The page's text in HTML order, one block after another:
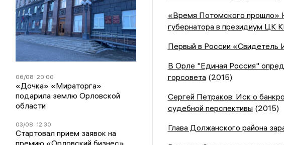
06/08 20:00
«Дочка» «Мираторга»
подарила землю Орловской
области
03/08 12:30
Стартовал прием заявок на
премию «Орловский бизнес»
«Время Потомского прошло»
губернатора в президиум ЦК
Первый в России «Свидетель
В Орле "Единая Россия"
горсовета(2015)
Сергей Петраков: Иск о
судебной перспективы(2015)
Глава Должанского района